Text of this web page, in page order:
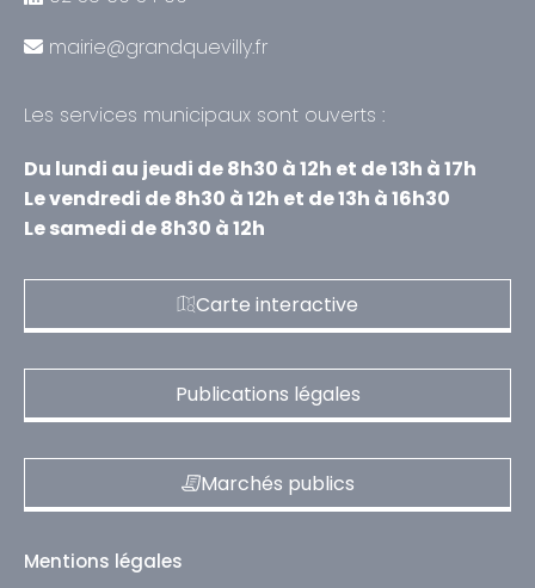
mairie@grandquevilly.fr
Les services municipaux sont ouverts :
Du lundi au jeudi de 8h30 à 12h et de 13h à 17h
Le vendredi de 8h30 à 12h et de 13h à 16h30
Le samedi de 8h30 à 12h
Carte interactive
Publications légales
Marchés publics
Mentions légales